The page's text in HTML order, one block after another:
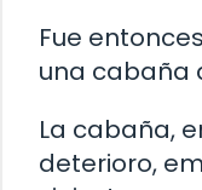
Fue
una cabaña
La cabaña,
deterioro,